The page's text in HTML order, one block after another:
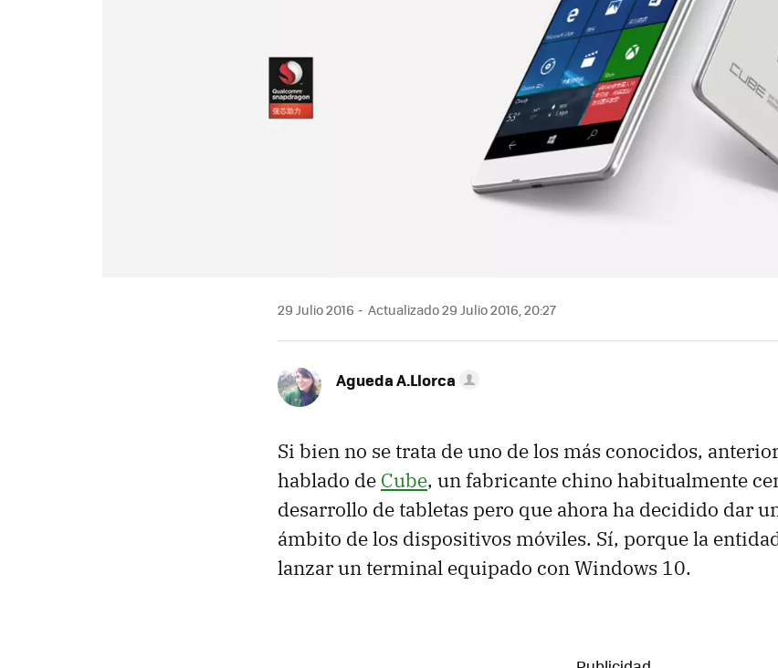
29 Julio 2016 Actualizado 29 Julio 2016, 20:27
Agueda A.Llorca
Si bien no se trata de uno de los más conocidos,
hablado de Cube, un fabricante chino habitualmente
desarrollo de tabletas pero que ahora ha decidido dar
ámbito de los dispositivos móviles. Sí, porque la
lanzar un terminal equipado con Windows 10.